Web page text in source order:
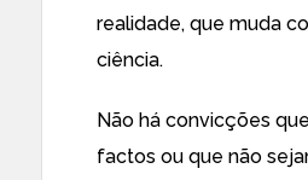
realidade, que muda
ciência.
Não há convicções
factos ou que não